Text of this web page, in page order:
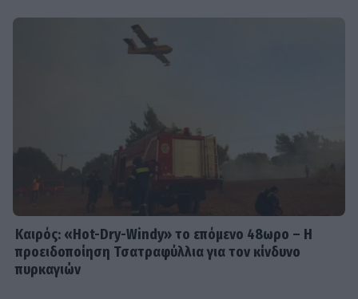
Καιρός: «Hot-Dry-Windy» το επόμενο 48ωρο – Η
προειδοποίηση Τσατραφύλλια για τον κίνδυνο
πυρκαγιών